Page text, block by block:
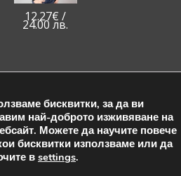
12.27€ /
24.00 лв.
бисквитки, за да ви
най-доброто изживяване на
Можете да научите повече
бисквитки използваме или да
в settings.